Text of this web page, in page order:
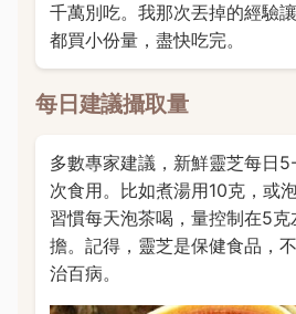
千萬別吃。我那次丟掉的經驗
都買小份量，盡快吃完。
每日建議攝取量
多數專家建議，新鮮靈芝每日
次食用。比如煮湯用10克，或
習慣每天泡茶喝，量控制在5克
擔。記得，靈芝是保健食品，
治百病。